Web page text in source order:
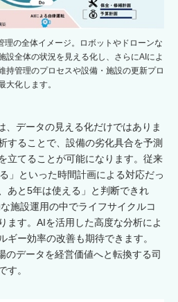
理の全体イメージ。ロボットやドローンな
設全体の状況を見える化し、さらにAIによ
持管理のプロセスや設備・施設の更新プロ
大化します。
、データの見える化だけではありま
することで、設備の劣化具合を予測
立てることが可能になります。従来
」といった時間計画による対応だっ
あと5年は使える」と判断できれ
施設運用の中でライフサイクルコ
ます。AIを活用した高度な分析によ
ギー効率の改善も期待できます。
のデータを経営価値へと転換する司
す。